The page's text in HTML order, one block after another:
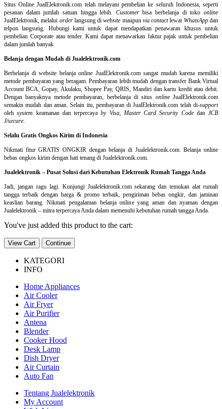
Situs Online JualElektronik.com telah melayani pembelian ke seluruh Indonesia, seperti
pesanan dalam jumlah satuan hingga lebih. Customerbisa berbelanja di tokoonline
JualElektronik, melalui orderlangsung diwebsite maupun via contactlewat WhatsAppdan
telpon langsung. Hubungi kami untuk dapat mendapatkan penawaran khusus untuk
pembelian Corporate atau tender. Kami dapat menawarkan faktur pajak untuk pembelian
dalam jumlah banyak
Belanja dengan Mudah di Jualelektronik.com
Berbelanja diwebsite belanja online JualElektronik.com sangat mudah karena memiliki
metode pembayaran yang beragam. Pembayaran lebih mudah dengan transfer Bank Virtual
Account BCA, Gopay, Akulaku, Shopee Pay, QRIS, Mandiri dan kartu kredit atau debit.
Dengan banyaknya metode pembayaran, berbelanja di situs onlineJualElektronik.com
semakin mudah dan aman. Selain itu, pembayaran di JualElektronik.com telah di-support
olehsystem keamanan dan terpercayaby Visa, Master Card Security Codedan JCB
J/secure.
Selalu Gratis Ongkos Kirim di Indonesia
Nikmati fitur GRATIS ONGKIR dengan belanja di Jualelektronik.com. Belanja online
bebas ongkos kirim dengan hati tenang di Jualelektronik.com.
Jualelektronik – Pusat Solusi dari Kebutuhan Elektronik Rumah Tangga Anda
Jadi, jangan ragu lagi. Kunjungi Jualelektronik.com sekarang dan temukan alat rumah
tangga terbaik dengan harga & promo terbaik, pengiriman bebas ongkir, dan jaminan
keaslian barang. Nikmati pengalaman belanja online yang aman dan nyaman dengan
Jualelektronik – mitra terpercaya Anda dalam memenuhi kebutuhan rumah tangga Anda.
You've just added this product to the cart:
View Cart Continue
KATEGORI
INFO
Home Appliances
Air Cooler
Air Fryer
Air Purifier
Antena
Blender
Cooker Hood
Desk Lamp
Dish Dryer
Air Curtain
Auto Fan
Tentang Jualelektronik
My Account